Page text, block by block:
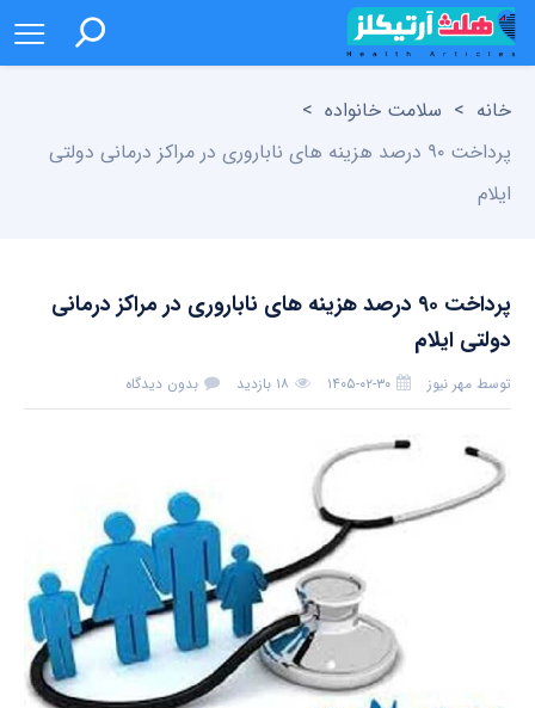
خانه > سلامت خانواده >
پرداخت ۹۰ درصد هزینه های ناباروری در مراکز درمانی دولتی
ایلام
پرداخت ۹۰ درصد هزینه های ناباروری در مراکز درمانی
دولتی ایلام
توسط مهر نیوز ۱۴۰۵-۰۲-۳۰ ۱۸ بازدید بدون دیدگاه